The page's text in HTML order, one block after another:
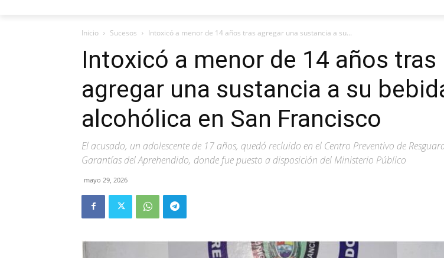
Inicio Sucesos Intoxicó a menor de 14 años tras agregar una sustancia a su...
Intoxicó a menor de 14 años tras
agregar una sustancia a su
alcohólica en San Francisco
El acusado, un adolescente de 17 años, quedó recluido en el Centro Preventivo de
Garantías del Aprehendido, donde fue puesto a disposición del Ministerio Público
mayo 29, 2026